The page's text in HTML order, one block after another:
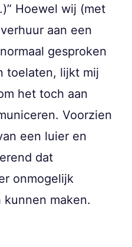
Hoewel wij (met
aan een
gesproken
toelaten, lijkt mij
het toch aan
Voorzien
een luier en
dat
onmogelijk
maken.